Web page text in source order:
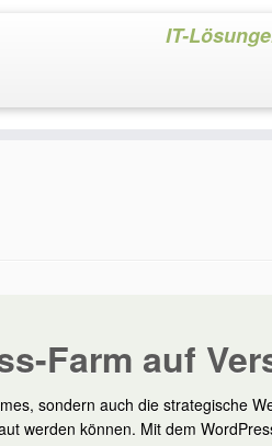
IT-
Farm auf
sondern auch die strategische
werden können. Mit dem